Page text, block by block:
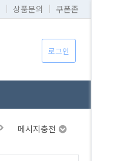
상품문의 쿠폰존
로그인
메시지충전